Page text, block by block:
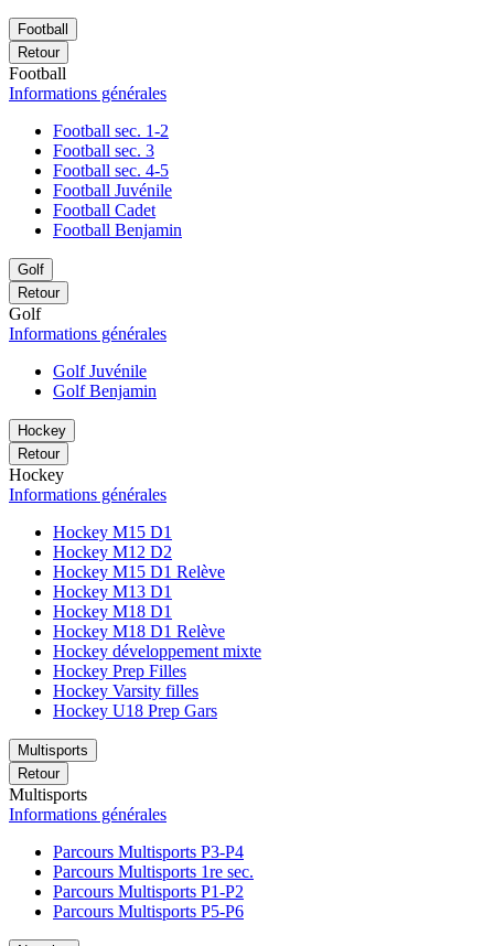
Football
Retour
Football
Informations générales
Football sec. 1-2
Football sec. 3
Football sec. 4-5
Football Juvénile
Football Cadet
Football Benjamin
Golf
Retour
Golf
Informations générales
Golf Juvénile
Golf Benjamin
Hockey
Retour
Hockey
Informations générales
Hockey M15 D1
Hockey M12 D2
Hockey M15 D1 Relève
Hockey M13 D1
Hockey M18 D1
Hockey M18 D1 Relève
Hockey développement mixte
Hockey Prep Filles
Hockey Varsity filles
Hockey U18 Prep Gars
Multisports
Retour
Multisports
Informations générales
Parcours Multisports P3-P4
Parcours Multisports 1re sec.
Parcours Multisports P1-P2
Parcours Multisports P5-P6